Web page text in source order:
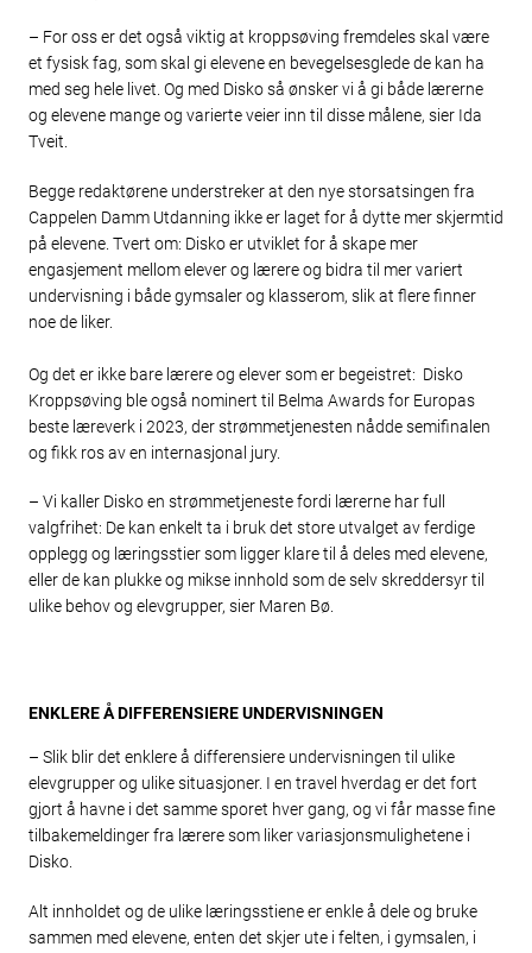
– For oss er det også viktig at kroppsøving fremdeles skal være
et fysisk fag, som skal gi elevene en bevegelsesglede de kan ha
med seg hele livet. Og med Disko så ønsker vi å gi både lærerne
og elevene mange og varierte veier inn til disse målene, sier Ida
Tveit.
Begge redaktørene understreker at den nye storsatsingen fra
Cappelen Damm Utdanning ikke er laget for å dytte mer skjermtid
på elevene. Tvert om: Disko er utviklet for å skape mer
engasjement mellom elever og lærere og bidra til mer variert
undervisning i både gymsaler og klasserom, slik at flere finner
noe de liker.
Og det er ikke bare lærere og elever som er begeistret: Disko
Kroppsøving ble også nominert til Belma Awards for Europas
beste læreverk i 2023, der strømmetjenesten nådde semifinalen
og fikk ros av en internasjonal jury.
– Vi kaller Disko en strømmetjeneste fordi lærerne har full
valgfrihet: De kan enkelt ta i bruk det store utvalget av ferdige
opplegg og læringsstier som ligger klare til å deles med elevene,
eller de kan plukke og mikse innhold som de selv skreddersyr til
ulike behov og elevgrupper, sier Maren Bø.
ENKLERE Å DIFFERENSIERE UNDERVISNINGEN
– Slik blir det enklere å differensiere undervisningen til ulike
elevgrupper og ulike situasjoner. I en travel hverdag er det fort
gjort å havne i det samme sporet hver gang, og vi får masse fine
tilbakemeldinger fra lærere som liker variasjonsmulighetene i
Disko.
Alt innholdet og de ulike læringsstiene er enkle å dele og bruke
sammen med elevene, enten det skjer ute i felten, i gymsalen, i